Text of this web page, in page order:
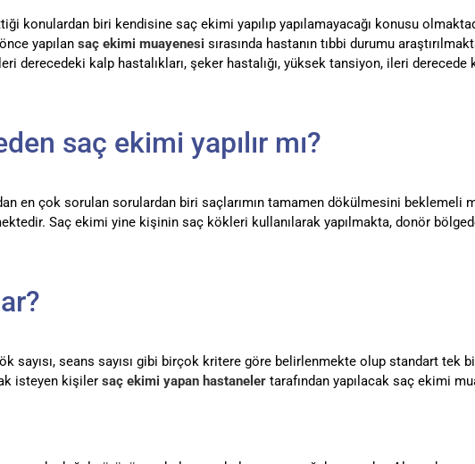
konulardan biri kendisine saç ekimi yapılıp yapılamayacağı konusu
yapılan saç ekimi muayenesi sırasında hastanın tıbbi durumu
derecedeki kalp hastalıkları, şeker hastalığı, yüksek tansiyon, ileri
saç ekimi yapılır mı?
en çok sorulan sorulardan biri saçlarımın tamamen dökülmesini beklemeli
Saç ekimi yine kişinin saç kökleri kullanılarak yapılmakta, donör
sayısı, seans sayısı gibi birçok kritere göre belirlenmekte olup standart tek
isteyen kişiler saç ekimi yapan hastaneler tarafından yapılacak saç ekimi